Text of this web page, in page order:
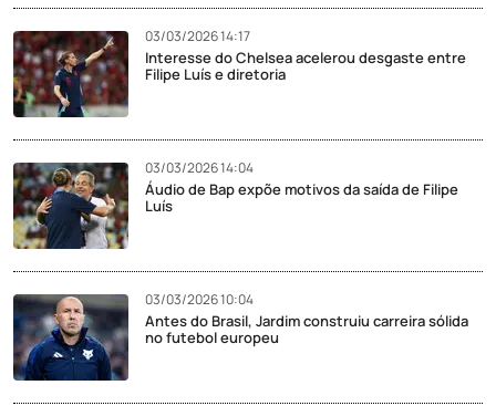
03/03/2026 14:17
Interesse do Chelsea acelerou desgaste entre
Filipe Luís e diretoria
03/03/2026 14:04
Áudio de Bap expõe motivos da saída de Filipe
Luís
03/03/2026 10:04
Antes do Brasil, Jardim construiu carreira sólida
no futebol europeu